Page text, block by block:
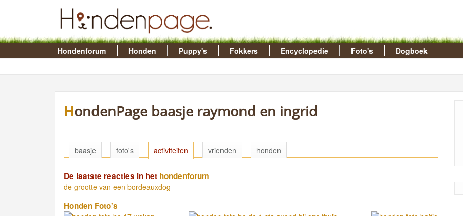
Hondenforum Honden Puppy's Fokkers Encyclopedie Foto's Dogboek
HondenPage baasje raymond en ingrid
baasje foto's activiteiten vrienden honden
De laatste reacties in het hondenforum
de grootte van een bordeauxdog
Honden Foto's